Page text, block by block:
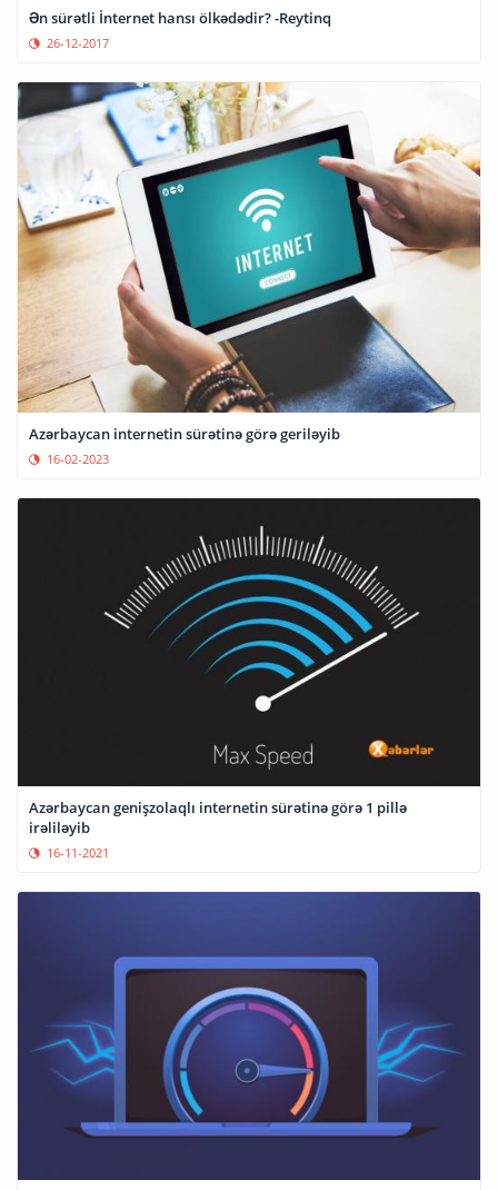
Ən sürətli İnternet hansı ölkədədir? -Reytinq
26-12-2017
Azərbaycan internetin sürətinə görə geriləyib
16-02-2023
Azərbaycan genişzolaqlı internetin sürətinə görə 1 pillə
irəliləyib
16-11-2021